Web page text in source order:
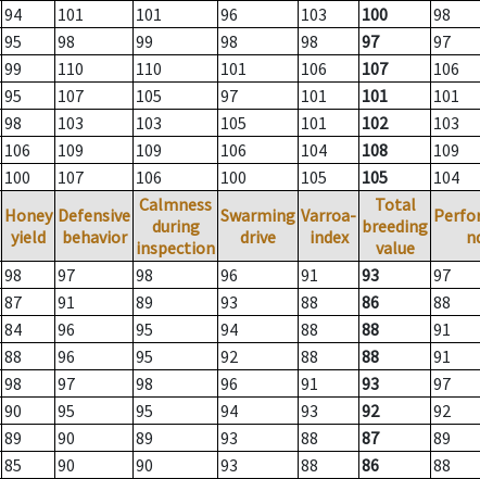
94 101 101 96 103 100
98
95 98 99 98 98 97
97
99 110 110 101 106 107
106
95 107 105 97 101 101
101
98 103 103 105 101 102
103
106 109 109 106 104 108
109
100 107 106 100 105 105 104
Honey
yield
Defensive
behavior
Calmness
during
inspection
Swarming
drive
Varroa-
index
Total
breeding
value
98 97 98 96 91 93
97
87 91 89 93 88 86
88
84 96 95 94 88 88
91
88 96 95 92 88 88
91
98 97 98 96 91 93
97
90 95 95 94 93 92
92
89 90 89 93 88 87
89
85 90 90 93 88 86 88